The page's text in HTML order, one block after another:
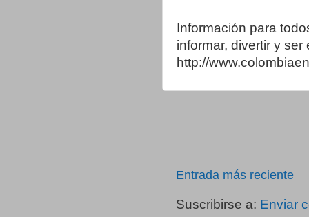
Información para
informar, divertir y
http://
Entrada más reciente
Suscribirse a: Enviar